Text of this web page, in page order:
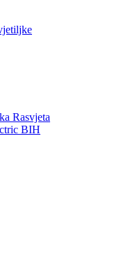
Rasvjeta
BIH